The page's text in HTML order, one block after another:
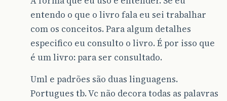
entendo o que o livro fala eu sei trabalhar
com os conceitos. Para algum detalhes
especifico eu consulto o livro. É por isso que
é um livro: para ser consultado.
Uml e padrões são duas linguagens.
Portugues tb. Vc não decora todas as palavras